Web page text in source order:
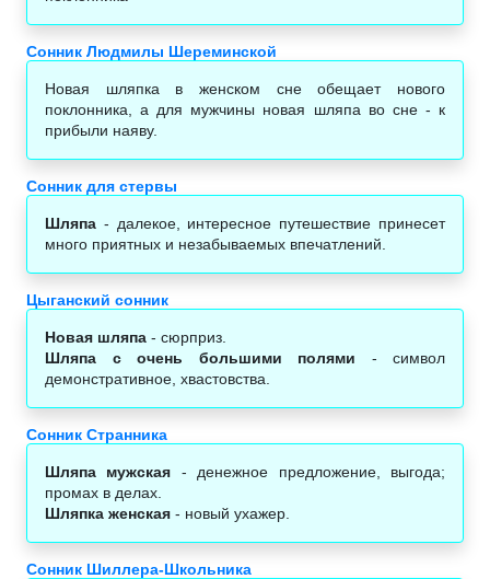
Сонник Людмилы Шереминской
Новая шляпка в женском сне обещает нового
поклонника, а для мужчины новая шляпа во сне - к
прибыли наяву.
Сонник для стервы
Шляпа - далекое, интересное путешествие принесет
много приятных и незабываемых впечатлений.
Цыганский сонник
Новая шляпа - сюрприз.
Шляпа с очень большими полями - символ
демонстративное, хвастовства.
Сонник Странника
Шляпа мужская - денежное предложение, выгода;
промах в делах.
Шляпка женская - новый ухажер.
Сонник Шиллера-Школьника